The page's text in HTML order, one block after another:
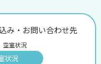
み・お問い合わせ先
空室状況
状況